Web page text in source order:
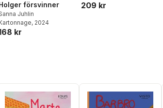
försvinner
Juhlin
, 2024
kr
209 kr